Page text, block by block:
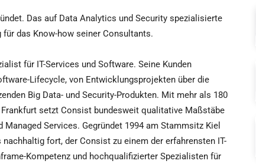
Das auf Data Analytics und Security spezialisierte
das Know-how seiner Consultants.
für IT-Services und Software. Seine Kunden
Lifecycle, von Entwicklungsprojekten über die
Big Data- und Security-Produkten. Mit mehr als 180
setzt Consist bundesweit qualitative Maßstäbe
Services. Gegründet 1994 am Stammsitz Kiel
fort, der Consist zu einem der erfahrensten IT-
Kompetenz und hochqualifizierter Spezialisten für